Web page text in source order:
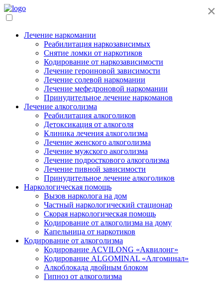
Лечение наркомании
Реабилитация наркозависимых
Снятие ломки от наркотиков
Кодирование от наркозависимости
Лечение героиновой зависимости
Лечение солевой наркомании
Лечение мефедроновой наркомании
Принудительное лечение наркоманов
Лечение алкоголизма
Реабилитация алкоголиков
Детоксикация от алкоголя
Клиника лечения алкоголизма
Лечение женского алкоголизма
Лечение мужского акоголизма
Лечение подросткового алкоголизма
Лечение пивной зависимости
Принудительное лечение алкоголиков
Наркологическая помощь
Вызов нарколога на дом
Частный наркологический стационар
Скорая наркологическая помощь
Кодирование от алкоголизма на дому
Капельница от наркотиков
Кодирование от алкоголизма
Кодирование ACVILONG «Аквилонг»
Кодирование ALGOMINAL «Алгоминал»
Алкоблокада двойным блоком
Гипноз от алкоголизма
×